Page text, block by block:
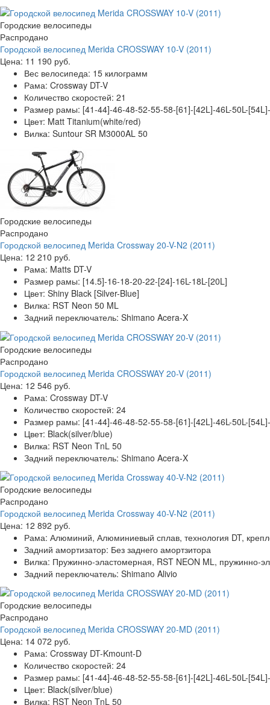
Городские велосипеды
Распродано
Городской велосипед Merida CROSSWAY 10-V (2011)
Цена: 11 190 руб.
Вес велосипеда: 15 килограмм
Рама: Crossway DT-V
Количество скоростей: 21
Размер рамы: [41-44]-46-48-52-55-58-[61]-[42L]-46L-50L-
Цвет: Matt Titanium(white/red)
Вилка: Suntour SR M3000AL 50
Городские велосипеды
Распродано
Городской велосипед Merida Crossway 20-V-N2 (2011)
Цена: 12 210 руб.
Рама: Matts DT-V
Размер рамы: [14.5]-16-18-20-22-[24]-16L-18L-[20L]
Цвет: Shiny Black [Silver-Blue]
Вилка: RST Neon 50 ML
Задний переключатель: Shimano Acera-X
Городские велосипеды
Распродано
Городской велосипед Merida CROSSWAY 20-V (2011)
Цена: 12 546 руб.
Рама: Crossway DT-V
Количество скоростей: 24
Размер рамы: [41-44]-46-48-52-55-58-[61]-[42L]-46L-50L-
Цвет: Black(silver/blue)
Вилка: RST Neon TnL 50
Задний переключатель: Shimano Acera-X
Городские велосипеды
Распродано
Городской велосипед Merida Crossway 40-V-N2 (2011)
Цена: 12 892 руб.
Рама: Алюминий, Алюминиевый сплав, технология DT,
Задний амортизатор: Без заднего амортзитора
Вилка: Пружинно-эластомерная, RST NEON ML, пружинно-
Задний переключатель: Shimano Alivio
Городские велосипеды
Распродано
Городской велосипед Merida CROSSWAY 20-MD (2011)
Цена: 14 072 руб.
Рама: Crossway DT-Kmount-D
Количество скоростей: 24
Размер рамы: [41-44]-46-48-52-55-58-[61]-[42L]-46L-50L-
Цвет: Black(silver/blue)
Вилка: RST Neon TnL 50